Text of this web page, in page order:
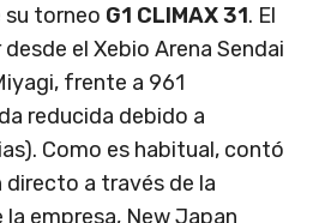
torneo G1 CLIMAX 31. El
el Xebio Arena Sendai
frente a 961
reducida debido a
Como es habitual, contó
a través de la
empresa, New Japan